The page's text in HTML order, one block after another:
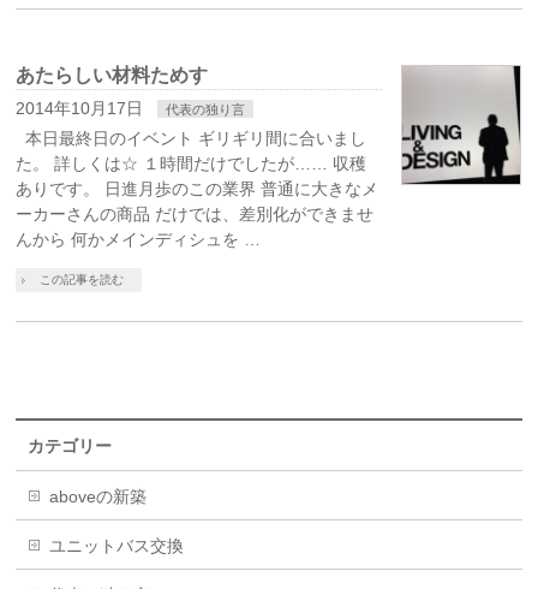
あたらしい材料ためす
2014年10月17日 代表の独り言
本日最終日のイベント ギリギリ間に合いまし
た。 詳しくは☆ １時間だけでしたが…… 収穫
ありです。 日進月歩のこの業界 普通に大きなメ
ーカーさんの商品 だけでは、差別化ができませ
んから 何かメインディシュを …
この記事を読む
カテゴリー
aboveの新築
ユニットバス交換